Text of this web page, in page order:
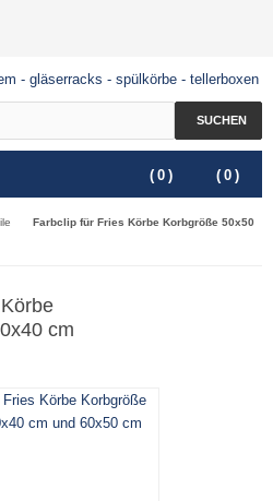
SUCHEN
( 0 )
( 0 )
Farbclip für Fries Körbe Korbgröße 50x50
cm